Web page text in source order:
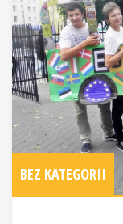
BEZ KATEGORII